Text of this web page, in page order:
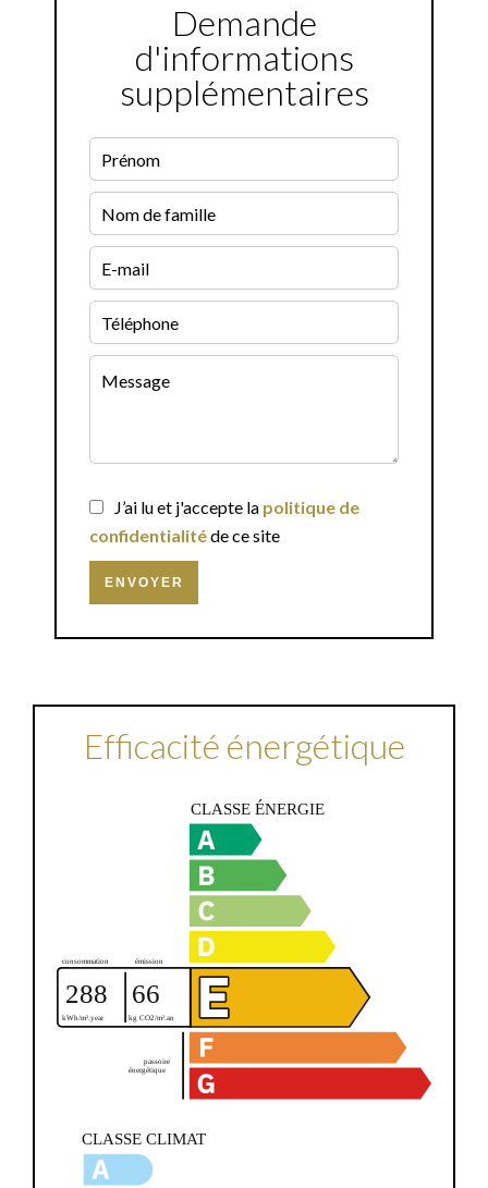
Demande
d'informations
supplémentaires
J’ai lu et j'accepte la politique de
confidentialitéde ce site
ENVOYER
Efficacité énergétique